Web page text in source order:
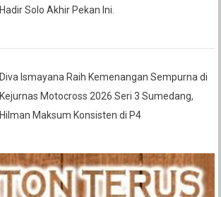
Hadir Solo Akhir Pekan Ini.
Diva Ismayana Raih Kemenangan Sempurna di
Kejurnas Motocross 2026 Seri 3 Sumedang,
Hilman Maksum Konsisten di P4